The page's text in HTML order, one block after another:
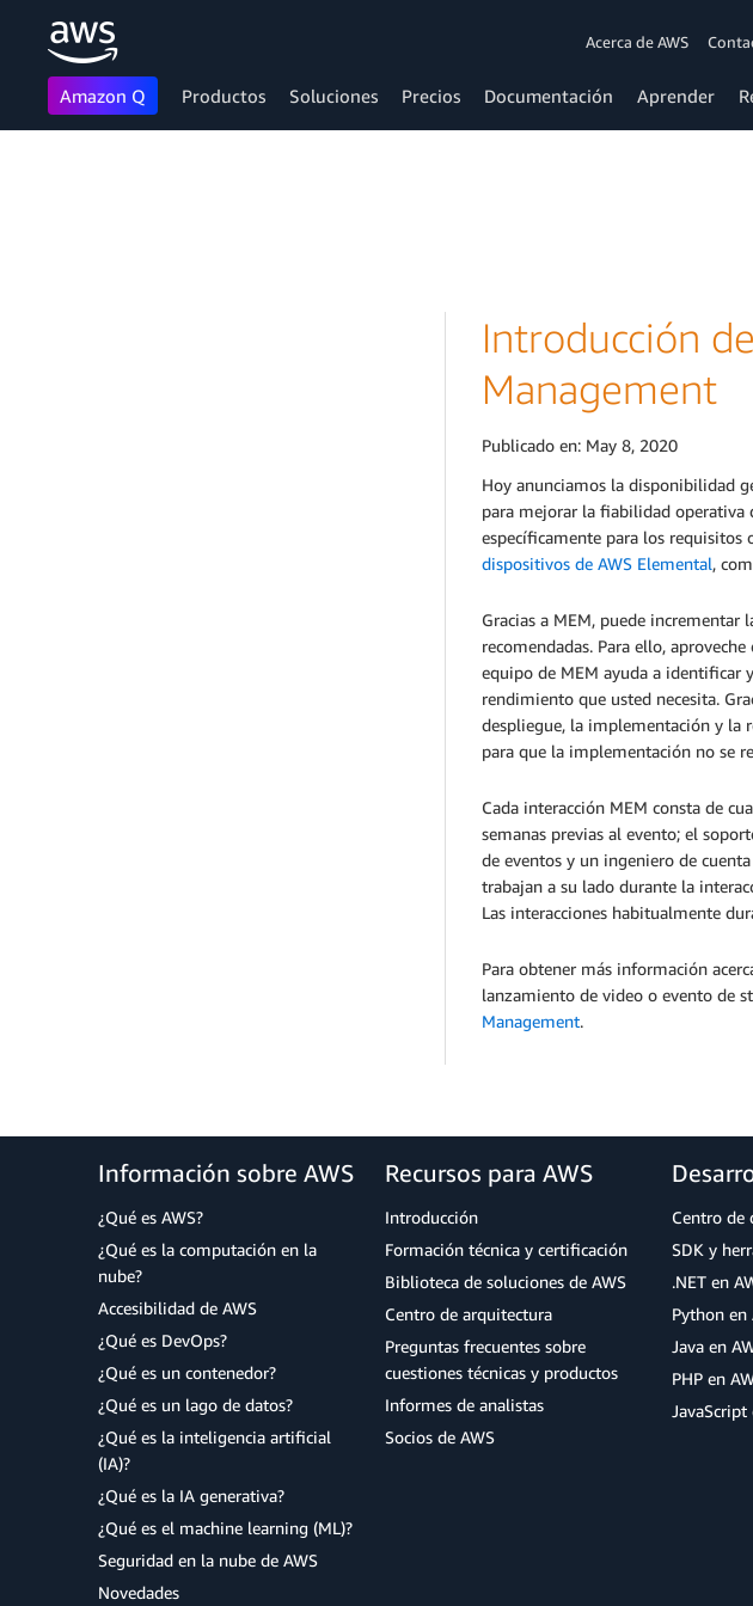
Acerca de AWS
Amazon Q Productos Soluciones Precios Documentación Aprender
Introducción
Management
Publicado en: May 8, 2020
Hoy anunciamos la disponibilidad
para mejorar la fiabilidad operativa
específicamente para los requisitos
dispositivos de AWS Elemental,
Gracias a MEM, puede
recomendadas. Para ello,
equipo de MEM ayuda a identificar
rendimiento que usted necesita.
despliegue, la implementación y la
para que la implementación no se
Cada interacción MEM consta de
semanas previas al evento; el
de eventos y un ingeniero de
trabajan a su lado durante la
Las interacciones habitualmente
Para obtener más información
lanzamiento de video o evento de
Management.
Información sobre AWS
¿Qué es AWS?
¿Qué es la computación en la
nube?
Accesibilidad de AWS
¿Qué es DevOps?
¿Qué es un contenedor?
¿Qué es un lago de datos?
¿Qué es la inteligencia artificial
(IA)?
¿Qué es la IA generativa?
¿Qué es el machine learning (ML)?
Seguridad en la nube de AWS
Novedades
Recursos para AWS
Introducción
Formación técnica y certificación
Biblioteca de soluciones de AWS
Centro de arquitectura
Preguntas frecuentes sobre
cuestiones técnicas y productos
Informes de analistas
Socios de AWS
Centro de
SDK y
.NET en
Python en
Java en
PHP en
JavaScript